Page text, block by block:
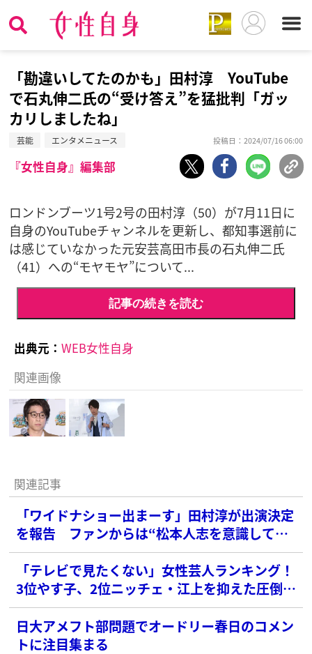
「勘違いしてたのかも」田村淳 YouTube
で石丸伸二氏の“受け答え”を猛批判「ガッ
カリしましたね」
芸能 エンタメニュース 投稿日：2024/07/16 06:00
『女性自身』編集部
ロンドンブーツ1号2号の田村淳（50）が7月11日に
自身のYouTubeチャンネルを更新し、都知事選前に
は感じていなかった元安芸高田市長の石丸伸二氏
（41）への“モヤモヤ”について...
記事の続きを読む
出典元： WEB女性自身
関連画像
関連記事
「ワイドナショー出まーす」田村淳が出演決定
を報告 ファンからは“松本人志を意識して
る”の声
「テレビで見たくない」女性芸人ランキング！
3位やす子、2位ニッチェ・江上を抑えた圧倒的
な1位は？
日大アメフト部問題でオードリー春日のコメン
トに注目集まる